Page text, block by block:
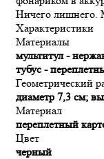
Ничего лишнего.
Характеристики
Материалы
мультитул -
тубус -
Геометрический
диаметр 7,3 см;
Материал
переплетный
Цвет
черный